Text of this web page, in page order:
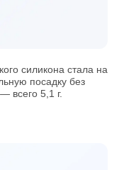
силикона стала на
посадку без
всего 5,1 г.